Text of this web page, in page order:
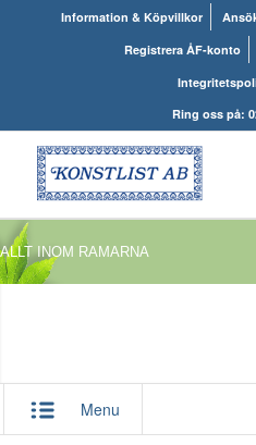
Information & Köpvillkor
Registrera ÅF-konto
Ring oss på:
ALLT INOM RAMARNA
Menu